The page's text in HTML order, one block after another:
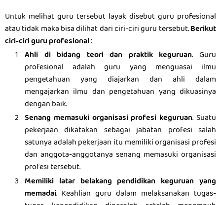
Untuk melihat guru tersebut layak disebut guru profesional
atau tidak maka bisa dilihat dari ciri-ciri guru tersebut.Berikut
ciri-ciri guru profesional:
Ahli di bidang teori dan praktik keguruan. Guru
profesional adalah guru yang menguasai ilmu
pengetahuan yang diajarkan dan ahli dalam
mengajarkan ilmu dan pengetahuan yang dikuasinya
dengan baik.
Senang memasuki organisasi profesi keguruan. Suatu
pekerjaan dikatakan sebagai jabatan profesi salah
satunya adalah pekerjaan itu memiliki organisasi profesi
dan anggota-anggotanya senang memasuki organisasi
profesi tersebut.
Memiliki latar belakang pendidikan keguruan yang
memadai. Keahlian guru dalam melaksanakan tugas-